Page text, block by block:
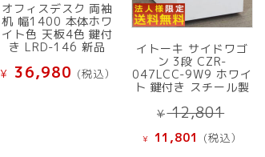
オフィスデスク 両袖
机 幅1400 本体ホワ
イト色 天板4色 鍵付
き LRD-146 新品
¥ 36,980 (税込）
イトーキ サイドワゴ
ン 3段 CZR-
047LCC-9W9 ホワイ
ト 鍵付き スチール製
¥12,801
の
価
¥ 11,801 現
(税込）